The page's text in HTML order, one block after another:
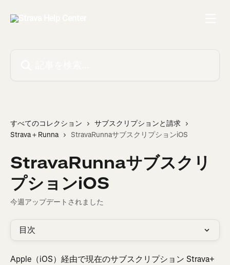
すべてのコレクション
サブスクリプションと請求
Strava＋Runna
StravaRunnaサブスクリプションiOS
StravaRunnaサブスクリ
プションiOS
今週アップデートされました
目次
Apple（iOS）経由で現在のサブスクリプション Strava+